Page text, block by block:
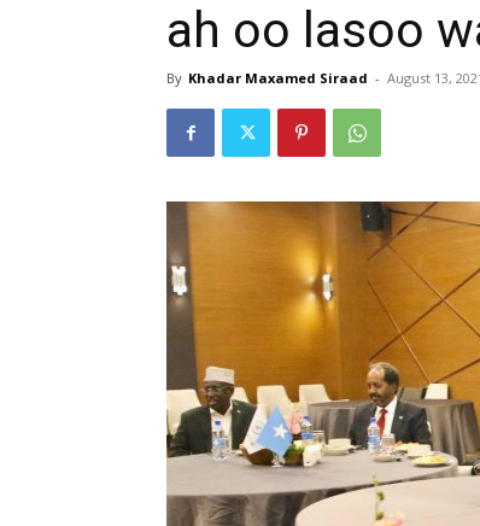
ah oo lasoo
By Khadar Maxamed Siraad - August 13,